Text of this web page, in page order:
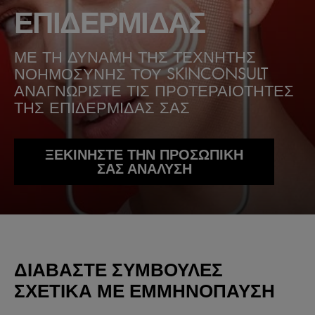
ΕΠΙΔΕΡΜΙΔΑΣ
ΜΕ ΤΗ ΔΥΝΑΜΗ ΤΗΣ ΤΕΧΝΗΤΗΣ
ΝΟΗΜΟΣΥΝΗΣ ΤΟΥ SKINCONSULT
ΑΝΑΓΝΩΡΙΣΤΕ ΤΙΣ ΠΡΟΤΕΡΑΙΟΤΗΤΕΣ
ΤΗΣ ΕΠΙΔΕΡΜΙΔΑΣ ΣΑΣ
ΞΕΚΙΝΗΣΤΕ ΤΗΝ ΠΡΟΣΩΠΙΚΗ
ΣΑΣ ΑΝΑΛΥΣΗ
ΔΙΑΒΆΣΤΕ ΣΥΜΒΟΥΛΈΣ
ΣΧΕΤΙΚΆ ΜΕ ΕΜΜΗΝΌΠΑΥΣΗ